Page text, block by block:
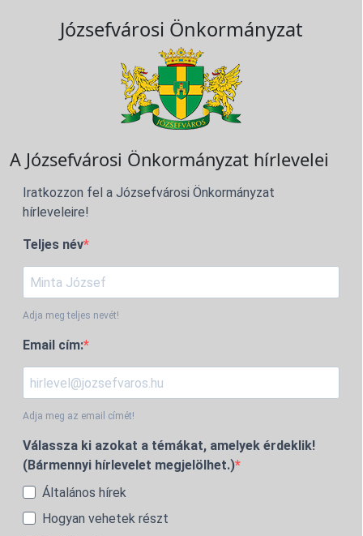
Józsefvárosi Önkormányzat
A Józsefvárosi Önkormányzat hírlevelei
Iratkozzon fel a Józsefvárosi Önkormányzat
hírleveleire!
Teljes név
Adja meg teljes nevét!
Email cím:
Adja meg az email címét!
Válassza ki azokat a témákat, amelyek érdeklik!
(Bármennyi hírlevelet megjelölhet.)
Általános hírek
Hogyan vehetek részt